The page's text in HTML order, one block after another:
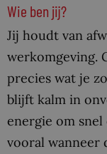
Wie ben jij?
Jij houdt van
werkomgeving.
precies wat je
blijft kalm in
energie om snel
vooral wanneer